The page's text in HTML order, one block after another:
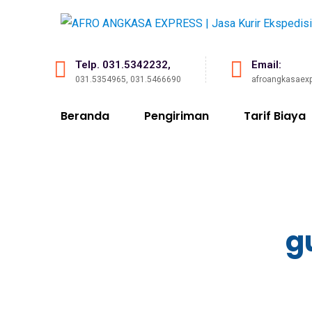
Telp. 031.5342232,
031.5354965, 031.5466690
Email:
Beranda Pengiriman Tarif Biaya